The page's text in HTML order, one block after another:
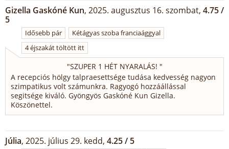
Gizella Gaskóné Kun, 2025. augusztus 16. szombat, 4.75 /
5
Idősebb pár
Kétágyas szoba franciaággyal
4 éjszakát töltött itt
"SZUPER 1 HÉT NYARALÁS! "
A recepciós hölgy talpraesettsége tudása kedvesség nagyon
szimpatikus volt számunkra. Ragyogó hozzáállással
segitsége kiváló. Gyöngyös Gaskóné Kun Gizella.
Köszönettel.
Júlia, 2025. július 29. kedd, 4.25 / 5